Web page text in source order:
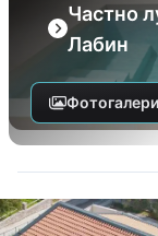
Частно
Лабин